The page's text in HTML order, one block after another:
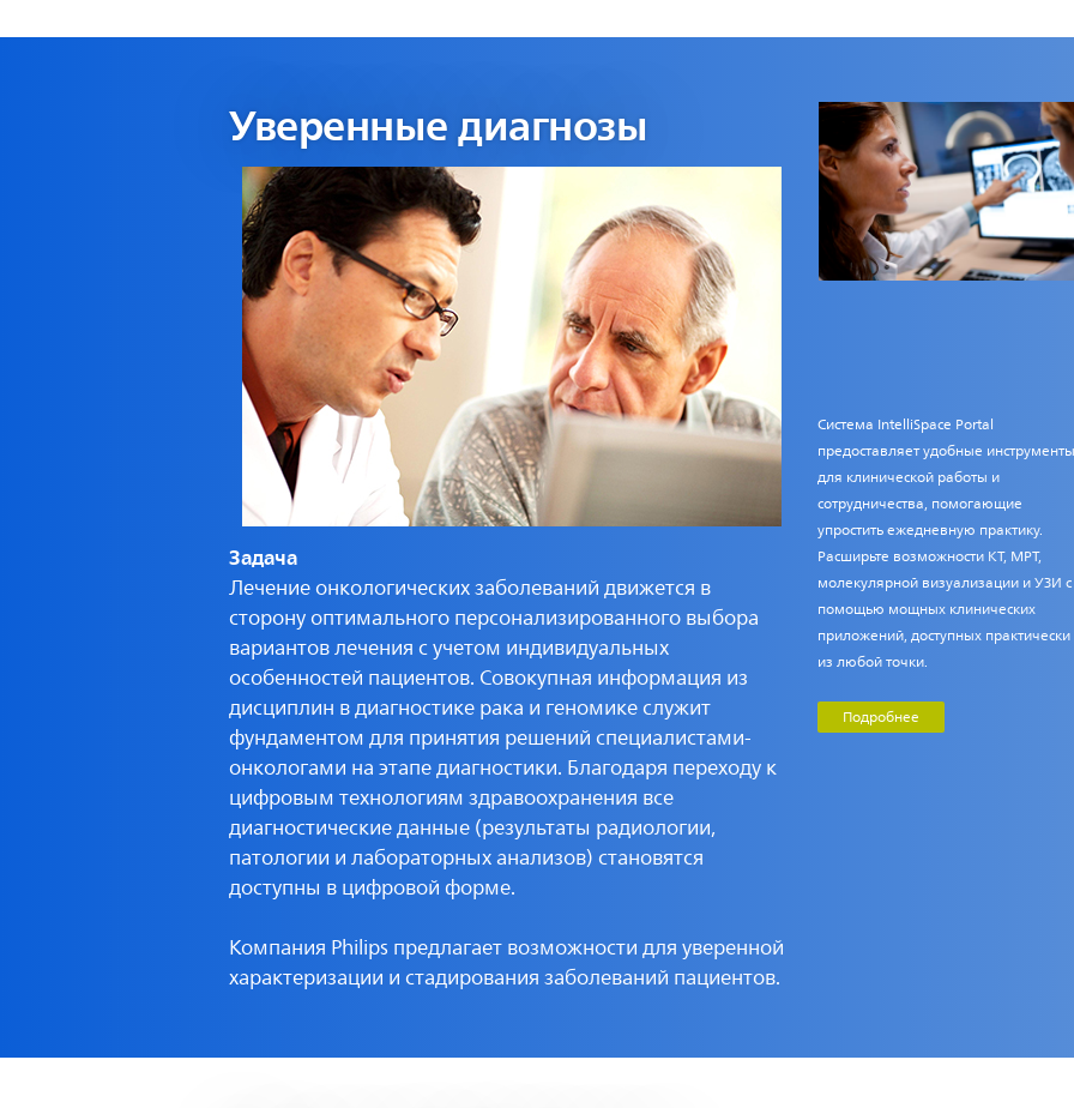
Уверенные диагнозы
Задача
Лечение онкологических заболеваний движется в
сторону оптимального персонализированного выбора
вариантов лечения с учетом индивидуальных
особенностей пациентов. Совокупная информация из
дисциплин в диагностике рака и геномике служит
фундаментом для принятия решений специалистами-
онкологами на этапе диагностики. Благодаря переходу к
цифровым технологиям здравоохранения все
диагностические данные (результаты радиологии,
патологии и лабораторных анализов) становятся
доступны в цифровой форме.
Компания Philips предлагает возможности для уверенной
характеризации и стадирования заболеваний пациентов.
Система IntelliSpace Portal
предоставляет удобные
для клинической работы и
сотрудничества, помогающие
упростить ежедневную практику.
Расширьте возможности КТ, МРТ,
молекулярной визуализации и УЗИ с
помощью мощных клинических
приложений, доступных практически
из любой точки.
Подробнее